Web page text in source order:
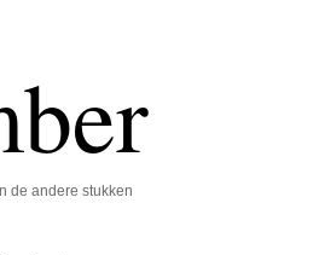
de andere stukken